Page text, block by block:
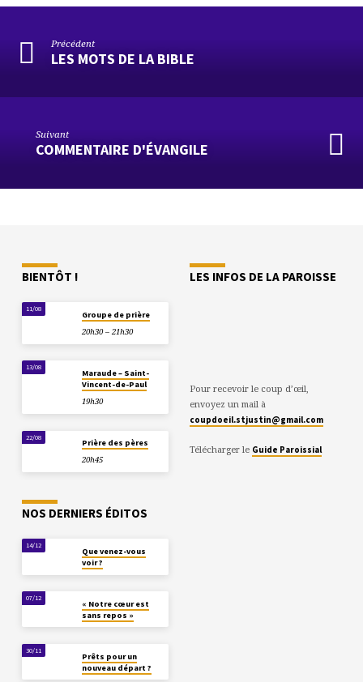
Précédent
LES MOTS DE LA BIBLE
Suivant
COMMENTAIRE D'ÉVANGILE
BIENTÔT !
11/08
Groupe de prière
20h30 – 21h30
13/08
Maraude – Saint-
Vincent-de-Paul
19h30
22/08
Prière des pères
20h45
LES INFOS DE LA PAROISSE
Pour recevoir le coup d’œil,
envoyez un mail à
coupdoeil.stjustin@gmail.com
Télécharger le Guide Paroissial
NOS DERNIERS ÉDITOS
14/12
Que venez-vous
voir ?
07/12
« Notre cœur est
sans repos »
30/11
Prêts pour un
nouveau départ ?